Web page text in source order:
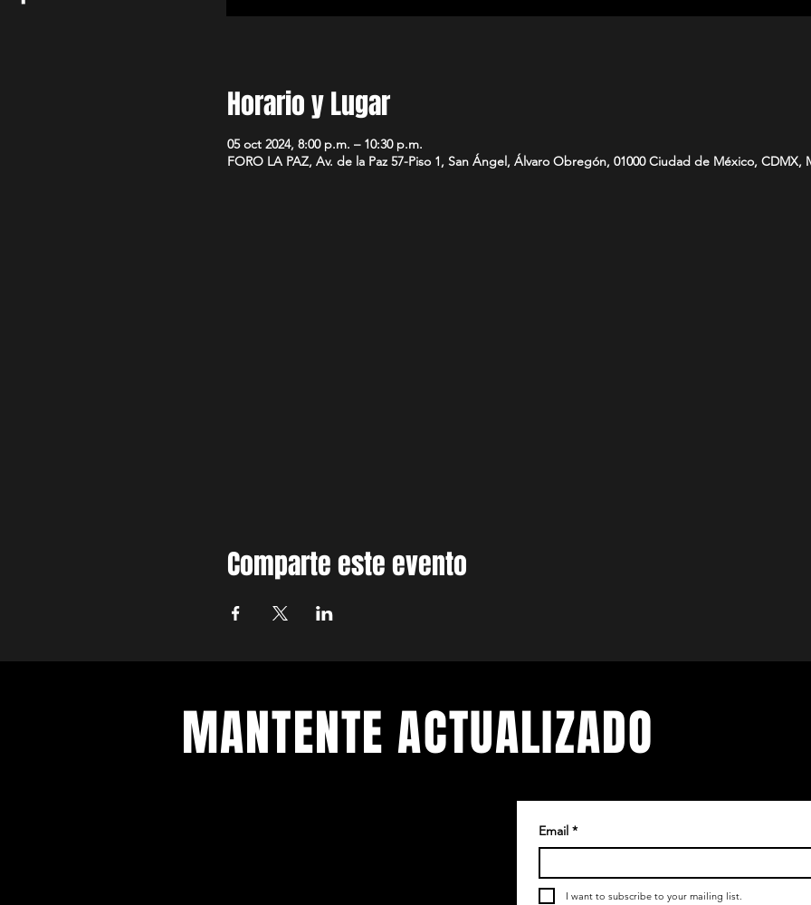
Horario y Lugar
05 oct 2024, 8:00 p.m. – 10:30 p.m.
FORO LA PAZ, Av. de la Paz 57-Piso 1, San Ángel, Álvaro Obregón, 01000 Ciudad de México, CDMX,
Comparte este evento
MANTENTE ACTUALIZADO
Email *
I want to subscribe to your mailing list.